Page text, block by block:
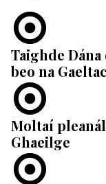
Taighde
beo na
Moltaí
Ghaeilge